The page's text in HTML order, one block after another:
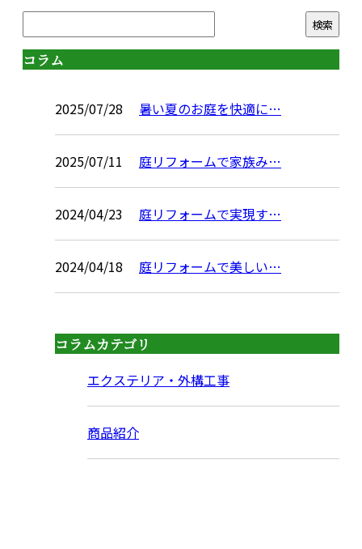
コラム
2025/07/28 暑い夏のお庭を快適に…
2025/07/11 庭リフォームで家族み…
2024/04/23 庭リフォームで実現す…
2024/04/18 庭リフォームで美しい…
コラムカテゴリ
エクステリア・外構工事
商品紹介